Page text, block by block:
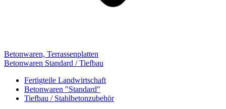
Betonwaren, Terrassenplatten
Betonwaren Standard / Tiefbau
Fertigteile Landwirtschaft
Betonwaren "Standard"
Tiefbau / Stahlbetonzubehör